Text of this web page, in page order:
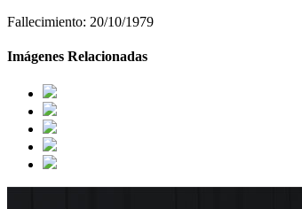
Fallecimiento: 20/10/1979
Imágenes Relacionadas